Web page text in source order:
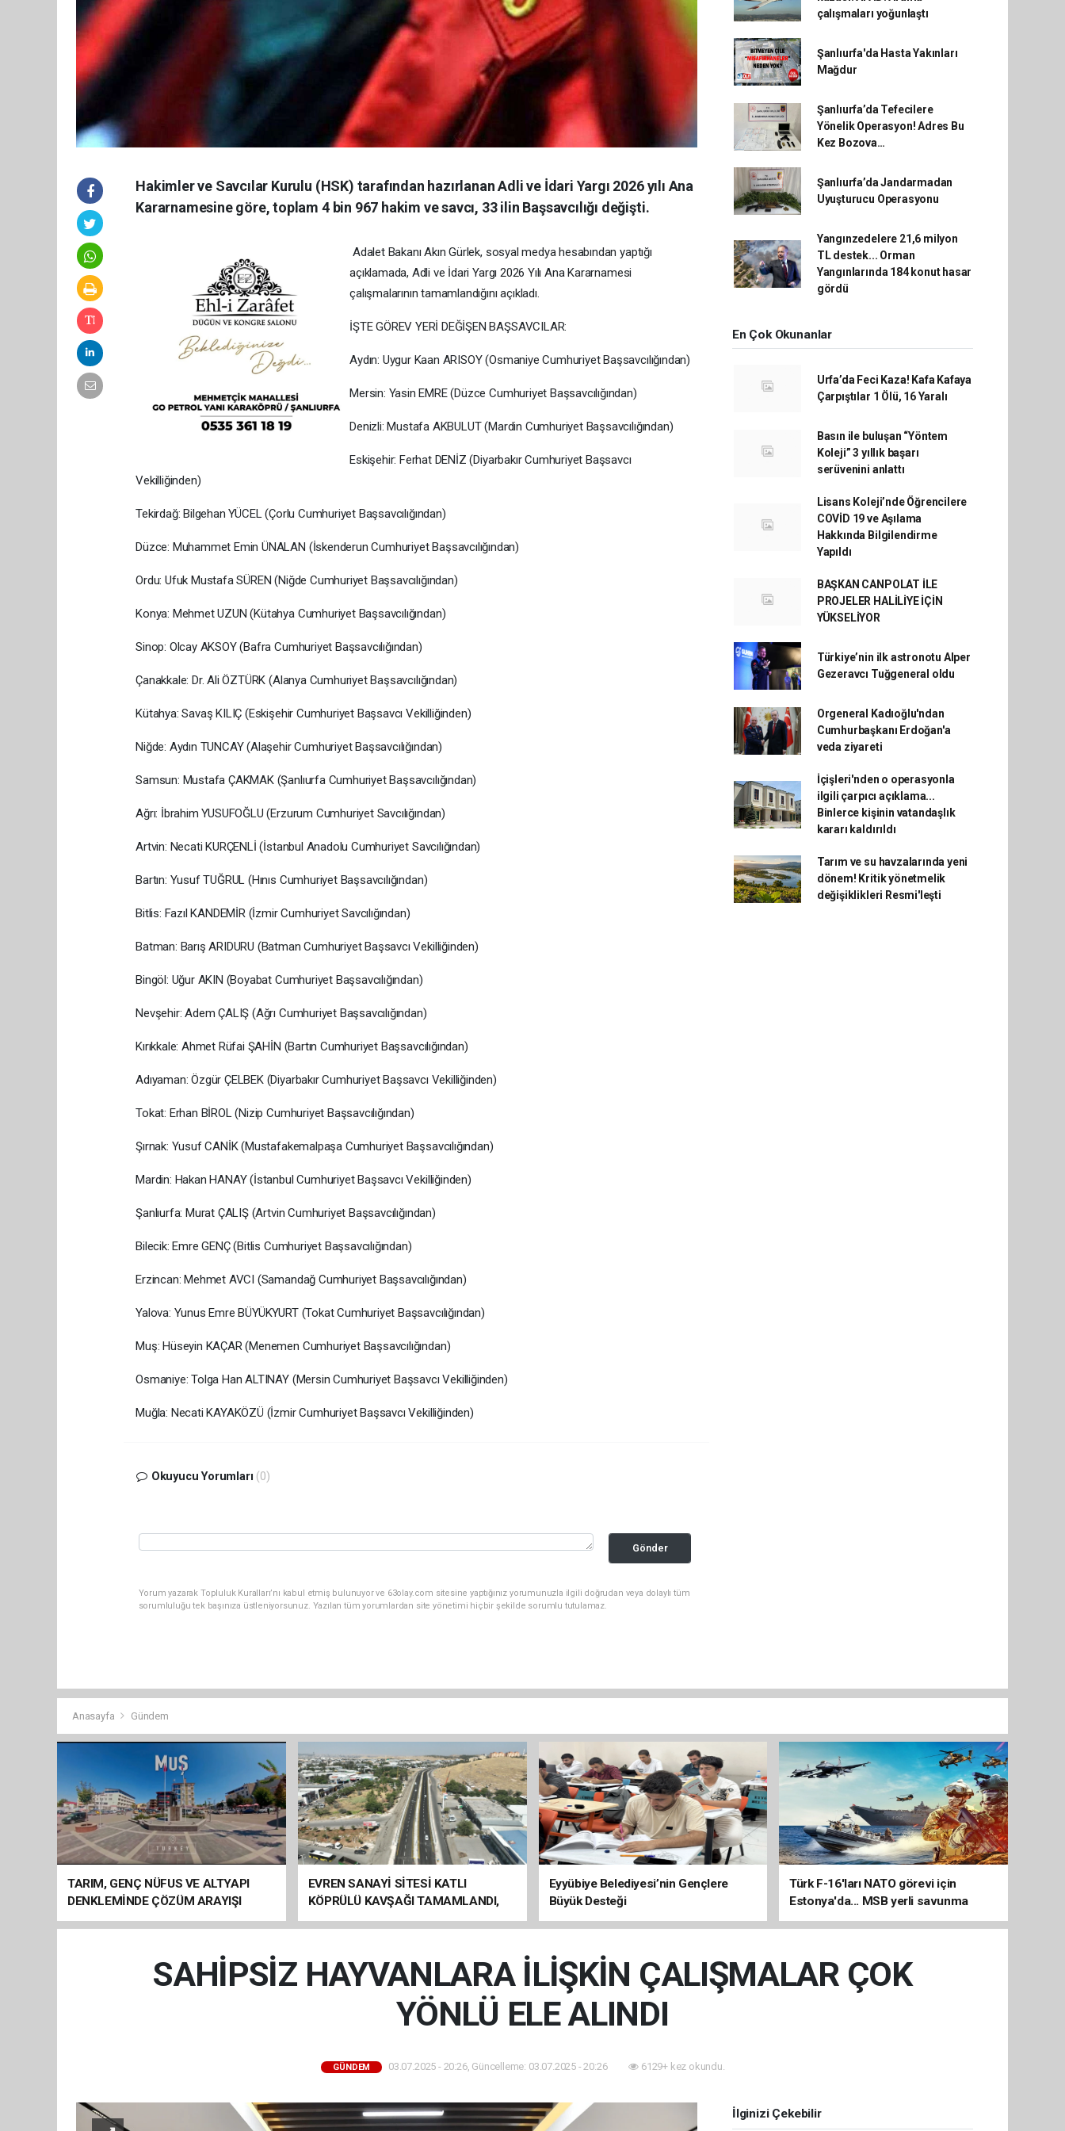
Hakimler ve Savcılar Kurulu (HSK) tarafından hazırlanan Adli ve İdari Yargı 2026 yılı Ana
Kararnamesine göre, toplam 4 bin 967 hakim ve savcı, 33 ilin Başsavcılığı değişti.
Adalet Bakanı Akın Gürlek, sosyal medya hesabından yaptığı
açıklamada, Adli ve İdari Yargı 2026 Yılı Ana Kararnamesi
çalışmalarının tamamlandığını açıkladı.
İŞTE GÖREV YERİ DEĞİŞEN BAŞSAVCILAR:
Aydın: Uygur Kaan ARISOY (Osmaniye Cumhuriyet Başsavcılığından)
Mersin: Yasin EMRE (Düzce Cumhuriyet Başsavcılığından)
Denizli: Mustafa AKBULUT (Mardin Cumhuriyet Başsavcılığından)
Eskişehir: Ferhat DENİZ (Diyarbakır Cumhuriyet Başsavcı
Vekilliğinden)
Tekirdağ: Bilgehan YÜCEL (Çorlu Cumhuriyet Başsavcılığından)
Düzce: Muhammet Emin ÜNALAN (İskenderun Cumhuriyet Başsavcılığından)
Ordu: Ufuk Mustafa SÜREN (Niğde Cumhuriyet Başsavcılığından)
Konya: Mehmet UZUN (Kütahya Cumhuriyet Başsavcılığından)
Sinop: Olcay AKSOY (Bafra Cumhuriyet Başsavcılığından)
Çanakkale: Dr. Ali ÖZTÜRK (Alanya Cumhuriyet Başsavcılığından)
Kütahya: Savaş KILIÇ (Eskişehir Cumhuriyet Başsavcı Vekilliğinden)
Niğde: Aydın TUNCAY (Alaşehir Cumhuriyet Başsavcılığından)
Samsun: Mustafa ÇAKMAK (Şanlıurfa Cumhuriyet Başsavcılığından)
Ağrı: İbrahim YUSUFOĞLU (Erzurum Cumhuriyet Savcılığından)
Artvin: Necati KURÇENLİ (İstanbul Anadolu Cumhuriyet Savcılığından)
Bartın: Yusuf TUĞRUL (Hınıs Cumhuriyet Başsavcılığından)
Bitlis: Fazıl KANDEMİR (İzmir Cumhuriyet Savcılığından)
Batman: Barış ARIDURU (Batman Cumhuriyet Başsavcı Vekilliğinden)
Bingöl: Uğur AKIN (Boyabat Cumhuriyet Başsavcılığından)
Nevşehir: Adem ÇALIŞ (Ağrı Cumhuriyet Başsavcılığından)
Kırıkkale: Ahmet Rüfai ŞAHİN (Bartın Cumhuriyet Başsavcılığından)
Adıyaman: Özgür ÇELBEK (Diyarbakır Cumhuriyet Başsavcı Vekilliğinden)
Tokat: Erhan BİROL (Nizip Cumhuriyet Başsavcılığından)
Şırnak: Yusuf CANİK (Mustafakemalpaşa Cumhuriyet Başsavcılığından)
Mardin: Hakan HANAY (İstanbul Cumhuriyet Başsavcı Vekilliğinden)
Şanlıurfa: Murat ÇALIŞ (Artvin Cumhuriyet Başsavcılığından)
Bilecik: Emre GENÇ (Bitlis Cumhuriyet Başsavcılığından)
Erzincan: Mehmet AVCI (Samandağ Cumhuriyet Başsavcılığından)
Yalova: Yunus Emre BÜYÜKYURT (Tokat Cumhuriyet Başsavcılığından)
Muş: Hüseyin KAÇAR (Menemen Cumhuriyet Başsavcılığından)
Osmaniye: Tolga Han ALTINAY (Mersin Cumhuriyet Başsavcı Vekilliğinden)
Muğla: Necati KAYAKÖZÜ (İzmir Cumhuriyet Başsavcı Vekilliğinden)
Okuyucu Yorumları (0)
Gönder
Yorum yazarak Topluluk Kuralları’nı kabul etmiş bulunuyor ve 63olay.com sitesine yaptığınız yorumunuzla ilgili doğrudan veya dolaylı tüm
sorumluluğu tek başınıza üstleniyorsunuz. Yazılan tüm yorumlardan site yönetimi hiçbir şekilde sorumlu tutulamaz.
çalışmaları yoğunlaştı
Şanlıurfa'da Hasta Yakınları
Mağdur
Şanlıurfa’da Tefecilere
Yönelik Operasyon! Adres Bu
Kez Bozova…
Şanlıurfa’da Jandarmadan
Uyuşturucu Operasyonu
Yangınzedelere 21,6 milyon
TL destek... Orman
Yangınlarında 184 konut hasar
gördü
En Çok Okunanlar
Urfa’da Feci Kaza! Kafa Kafaya
Çarpıştılar 1 Ölü, 16 Yaralı
Basın ile buluşan “Yöntem
Koleji” 3 yıllık başarı
serüvenini anlattı
Lisans Koleji’nde Öğrencilere
COVİD 19 ve Aşılama
Hakkında Bilgilendirme
Yapıldı
BAŞKAN CANPOLAT İLE
PROJELER HALİLİYE İÇİN
YÜKSELİYOR
Türkiye’nin ilk astronotu Alper
Gezeravcı Tuğgeneral oldu
Orgeneral Kadıoğlu'ndan
Cumhurbaşkanı Erdoğan'a
veda ziyareti
İçişleri'nden o operasyonla
ilgili çarpıcı açıklama...
Binlerce kişinin vatandaşlık
kararı kaldırıldı
Tarım ve su havzalarında yeni
dönem! Kritik yönetmelik
değişiklikleri Resmi'leşti
Anasayfa Gündem
TARIM, GENÇ NÜFUS VE ALTYAPI
DENKLEMİNDE ÇÖZÜM ARAYIŞI
EVREN SANAYİ SİTESİ KATLI
KÖPRÜLÜ KAVŞAĞI TAMAMLANDI,
ARAÇ GEÇİŞLERİ BAŞLADI
Eyyübiye Belediyesi’nin Gençlere
Büyük Desteği
Türk F-16'ları NATO görevi için
Estonya'da... MSB yerli savunma
sistemleriyle güçleniyor
SAHİPSİZ HAYVANLARA İLİŞKİN ÇALIŞMALAR ÇOK
YÖNLÜ ELE ALINDI
GÜNDEM 03.07.2025 - 20:26, Güncelleme: 03.07.2025 - 20:26 6129+ kez okundu.
İlginizi Çekebilir